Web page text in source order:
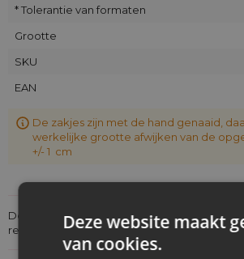
* Tolerantie van formaten
Grootte
SKU
EAN
De zakjes zijn met de hand genaaid,
werkelijke grootte afwijken van de
+/- 1 cm
Details over de conformiteit van het
regelgeving: Productverantwoordelijkheid
Deze website maakt
van cookies.